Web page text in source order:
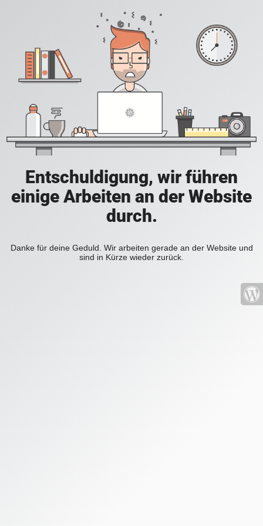
Entschuldigung, wir führen
einige Arbeiten an der Website
durch.
Danke für deine Geduld. Wir arbeiten gerade an der Website und
sind in Kürze wieder zurück.